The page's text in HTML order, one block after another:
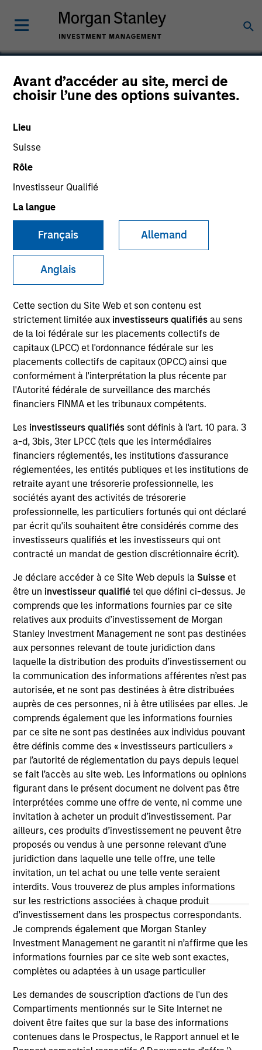
Avant d’accéder au site, merci de
choisir l’une des options suivantes.
Lieu
Suisse
Rôle
Investisseur Qualifié
La langue
Français Allemand
Anglais
Cette section du Site Web et son contenu est
strictement limitée aux investisseurs qualifiésau sens
de la loi fédérale sur les placements collectifs de
capitaux (LPCC) et l'ordonnance fédérale sur les
placements collectifs de capitaux (OPCC) ainsi que
conformément à l'interprétation la plus récente par
l'Autorité fédérale de surveillance des marchés
financiers FINMA et les tribunaux compétents.
Les investisseurs qualifiés sont définis à l'art. 10 para. 3
a-d, 3bis, 3ter LPCC (tels que les intermédiaires
financiers réglementés, les institutions d'assurance
réglementées, les entités publiques et les institutions de
retraite ayant une trésorerie professionnelle, les
sociétés ayant des activités de trésorerie
professionnelle, les particuliers fortunés qui ont déclaré
par écrit qu'ils souhaitent être considérés comme des
investisseurs qualifiés et les investisseurs qui ont
contracté un mandat de gestion discrétionnaire écrit).
Je déclare accéder à ce Site Web depuis la Suisse et
être un investisseur qualifiétel que défini ci-dessus. Je
comprends que les informations fournies par ce site
relatives aux produits d’investissement de Morgan
Stanley Investment Management ne sont pas destinées
aux personnes relevant de toute juridiction dans
laquelle la distribution des produits d’investissement ou
la communication des informations afférentes n’est pas
autorisée, et ne sont pas destinées à être distribuées
auprès de ces personnes, ni à être utilisées par elles. Je
comprends également que les informations fournies
par ce site ne sont pas destinées aux individus pouvant
être définis comme des « investisseurs particuliers »
par l’autorité de réglementation du pays depuis lequel
se fait l’accès au site web. Les informations ou opinions
figurant dans le présent document ne doivent pas être
interprétées comme une offre de vente, ni comme une
invitation à acheter un produit d’investissement. Par
ailleurs, ces produits d’investissement ne peuvent être
proposés ou vendus à une personne relevant d’une
juridiction dans laquelle une telle offre, une telle
invitation, un tel achat ou une telle vente seraient
interdits. Vous trouverez de plus amples informations
sur les restrictions associées à chaque produit
d’investissement dans les prospectus correspondants.
Je comprends également que Morgan Stanley
Investment Management ne garantit ni n’affirme que les
informations fournies par ce site web sont exactes,
complètes ou adaptées à un usage particulier
Les demandes de souscription d'actions de l'un des
Compartiments mentionnés sur le Site Internet ne
doivent être faites que sur la base des informations
contenues dans le Prospectus, le Rapport annuel et le
Anasazi
SECTOR
Technology
COUNTRY
United States
Invested on
Aug 1995
Transaction Type
First Institutional
Realization Date
Jan 1997
Anasazi provides central reservations software and
services. Acquired by REZsolutions, now Pegasus
(NASDAQ:PEGS).
Investment Team
Morgan Stanley Expansion Capital
As of July 25, 2025. The above is provided for informational
and educational purposes only. There is no guarantee that
the investment mentioned resulted in positive performance
(for realized holdings), or will perform well in the future (for
current holdings). The trademarks and service marks above
are the property of their respective owners. The information
on this website has not been authorized, sponsored, or
otherwise approved by such owners. By clicking on any
links shown here, you agree that you are navigating to a
third party site. We are providing these hyperlinks to you
only as a convenience and the inclusion of any hyperlink is
not and does not imply any endorsement, approval,
investigation, verification or monitoring by us of any
information contained in any hyperlinked site. In no event
shall we be responsible for the information contained on
the site or your use of such site.
Morgan Stanley